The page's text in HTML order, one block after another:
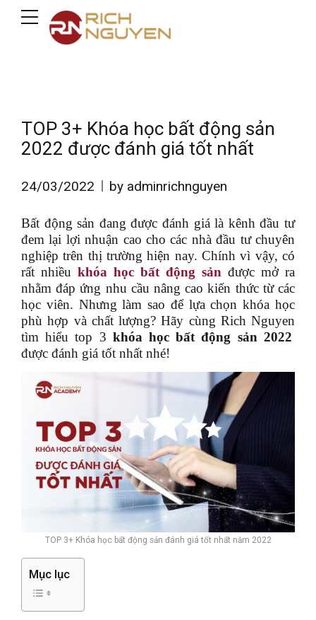
TOP 3+ Khóa học bất động sản
2022 được đánh giá tốt nhất
24/03/2022 by adminrichnguyen
Bất động sản đang được đánh giá là kênh đầu tư
đem lại lợi nhuận cao cho các nhà đầu tư chuyên
nghiệp trên thị trường hiện nay. Chính vì vậy, có
rất nhiều khóa học bất động sản được mở ra
nhằm đáp ứng nhu cầu nâng cao kiến thức từ các
học viên. Nhưng làm sao để lựa chọn khóa học
phù hợp và chất lượng? Hãy cùng Rich Nguyen
tìm hiểu top 3 khóa học bất động sản 2022
được đánh giá tốt nhất nhé!
TOP 3+ Khóa học bất động sản đánh giá tốt nhất năm 2022
Mục lục